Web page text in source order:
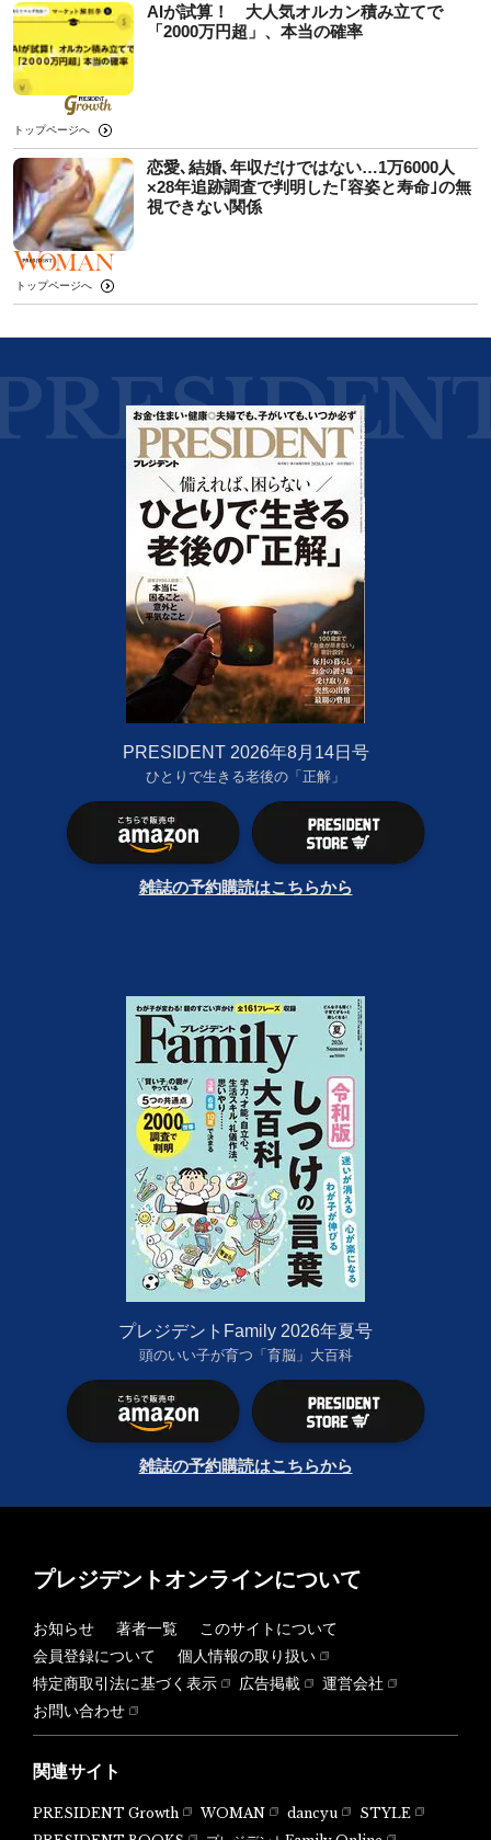
AIが試算！ 大人気オルカン積み立てで
「2000万円超」、本当の確率
トップページへ
恋愛､結婚､年収だけではない…1万6000人
×28年追跡調査で判明した｢容姿と寿命｣の無
視できない関係
トップページへ
PRESIDENT 2026年8月14日号
ひとりで生きる老後の「正解」
雑誌の予約購読はこちらから
プレジデントFamily 2026年夏号
頭のいい子が育つ「育脳」大百科
雑誌の予約購読はこちらから
プレジデントオンラインについて
お知らせ 著者一覧
このサイトについて
会員登録について
個人情報の取り扱い
特定商取引法に基づく表示
広告掲載
運営会社
お問い合わせ
関連サイト
PRESIDENT Growth WOMAN dancyu
STYLE